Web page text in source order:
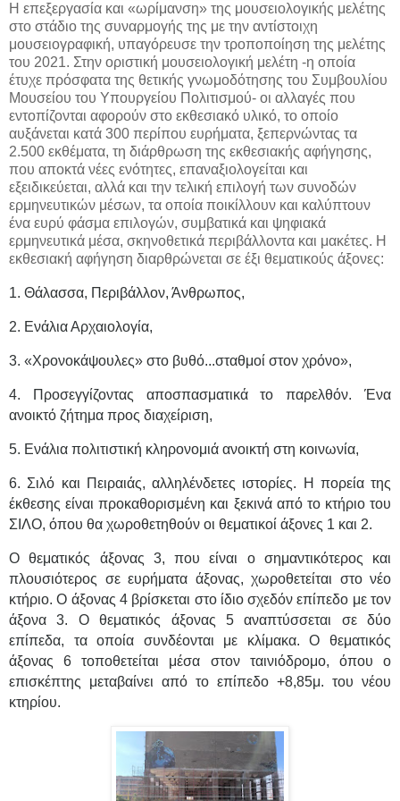
Η επεξεργασία και «ωρίμανση» της μουσειολογικής μελέτης
στο στάδιο της συναρμογής της με την αντίστοιχη
μουσειογραφική, υπαγόρευσε την τροποποίηση της μελέτης
του 2021. Στην οριστική μουσειολογική μελέτη -η οποία
έτυχε πρόσφατα της θετικής γνωμοδότησης του Συμβουλίου
Μουσείου του Υπουργείου Πολιτισμού- οι αλλαγές που
εντοπίζονται αφορούν στο εκθεσιακό υλικό, το οποίο
αυξάνεται κατά 300 περίπου ευρήματα, ξεπερνώντας τα
2.500 εκθέματα, τη διάρθρωση της εκθεσιακής αφήγησης,
που αποκτά νέες ενότητες, επαναξιολογείται και
εξειδικεύεται, αλλά και την τελική επιλογή των συνοδών
ερμηνευτικών μέσων, τα οποία ποικίλλουν και καλύπτουν
ένα ευρύ φάσμα επιλογών, συμβατικά και ψηφιακά
ερμηνευτικά μέσα, σκηνοθετικά περιβάλλοντα και μακέτες. Η
εκθεσιακή αφήγηση διαρθρώνεται σε έξι θεματικούς άξονες:
1. Θάλασσα, Περιβάλλον, Άνθρωπος,
2. Ενάλια Αρχαιολογία,
3. «Χρονοκάψουλες» στο βυθό...σταθμοί στον χρόνο»,
4. Προσεγγίζοντας αποσπασματικά το παρελθόν. Ένα
ανοικτό ζήτημα προς διαχείριση,
5. Ενάλια πολιτιστική κληρονομιά ανοικτή στη κοινωνία,
6. Σιλό και Πειραιάς, αλληλένδετες ιστορίες. Η πορεία της
έκθεσης είναι προκαθορισμένη και ξεκινά από το κτήριο του
ΣΙΛΟ, όπου θα χωροθετηθούν οι θεματικοί άξονες 1 και 2.
Ο θεματικός άξονας 3, που είναι ο σημαντικότερος και
πλουσιότερος σε ευρήματα άξονας, χωροθετείται στο νέο
κτήριο. Ο άξονας 4 βρίσκεται στο ίδιο σχεδόν επίπεδο με τον
άξονα 3. Ο θεματικός άξονας 5 αναπτύσσεται σε δύο
επίπεδα, τα οποία συνδέονται με κλίμακα. Ο θεματικός
άξονας 6 τοποθετείται μέσα στον ταινιόδρομο, όπου ο
επισκέπτης μεταβαίνει από το επίπεδο +8,85μ. του νέου
κτηρίου.